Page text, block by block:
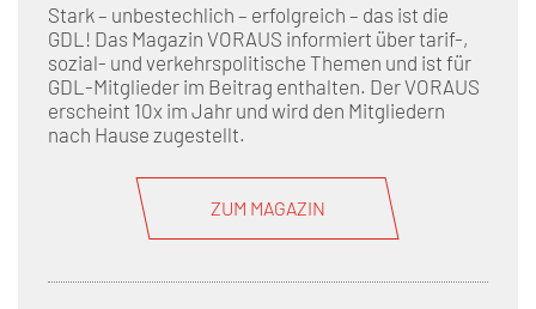
Stark – unbestechlich – erfolgreich – das ist die
GDL! Das Magazin VORAUS informiert über tarif-,
sozial- und verkehrspolitische Themen und ist für
GDL-Mitglieder im Beitrag enthalten. Der VORAUS
erscheint 10x im Jahr und wird den Mitgliedern
nach Hause zugestellt.
ZUM MAGAZIN